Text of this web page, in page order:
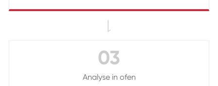

03
Analyse in ofen